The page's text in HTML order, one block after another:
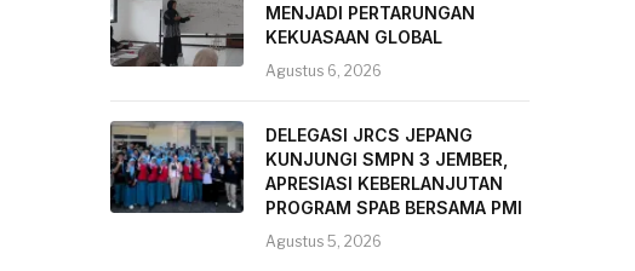
MENJADI PERTARUNGAN
KEKUASAAN GLOBAL
Agustus 6, 2026
DELEGASI JRCS JEPANG
KUNJUNGI SMPN 3 JEMBER,
APRESIASI KEBERLANJUTAN
PROGRAM SPAB BERSAMA PMI
Agustus 5, 2026